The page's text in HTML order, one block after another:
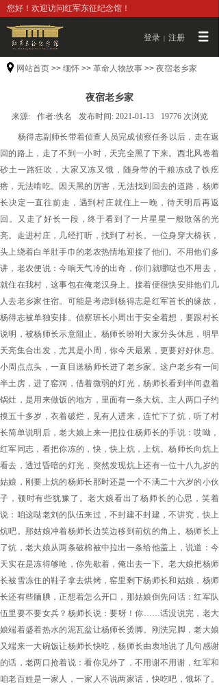
您好！欢迎访问红军东征纪念馆！
登录 | 注册
网站首页 >> 缅怀 >> 革命人物故事 >> 夜宿老乡家
夜宿老乡家
来源: 作者:佚名 发布时间: 2021-01-13 19776 次浏览
杨得志副师长带着侦查人员完成侦察任务以后，走在返
回的路上，走了不到一小时，天完全黑了下来。西北风卷着
砂土一路狂吹，大家又冻又饿，随身带的干粮冻成了铁疙
瘩，无法啃吃。因天黑的厉害，无法找到回去的道路，杨师
长决定一直往前走，遇到村庄就住上一晚，待天明后再返
回。又走了好长一段，终于看到了一片星星一般散落的光
亮。走进村庄，几经打听，找到了村长。一位身穿大棉袄，
头上绕着白羊肚手巾的老农热情地迎接了他们。不用他们多
讲，老农便说：今晌天气冷的出奇，你们就哪哒也不用去，
就住在我村，这事包在俺老汉身上。接着便很快安排他们几
人去老乡家住宿。可能是考虑到杨得志是红军首长的缘故，
杨得志被单独安排。侦察班长小周出于安全着想，要跟村长
说明，被杨师长示意阻止。杨师长吩咐大家分头休息，明早
天亮集合出发，尤其是小周，你今天最累，更要好好休息。
小周点点头，一直目送杨师长进了老乡家。这户老乡有一间
半土房，进了窑洞，借着微弱的灯光，杨师长看到半间盘着
锅灶，是用来做饭的地方，里面有一条大炕。主人两口子约
摸五十多岁，衣着破烂，见有人进来，连忙下了炕，听了村
长简单说明后，老大娘上来一把拉住杨师长的手说：哎呦，
红军同志，看把你冻的，快，快上炕，上炕。杨师长向炕上
看去，透过昏暗的灯光，突然发现炕上还有一位十八九岁的
姑娘，刚要上炕的杨师长那时还是一个不满二十六岁的小伙
子，顿时有些犹豫了。老大娘看出了杨师长的心思，笑着
说：咱这哒老刘的队伍来过，不封建不封建，不讲究，快上
炕吧。那姑娘冲着杨师长边笑边移到前炕的角上。杨师长上
了炕，老大娘从两条破棉被中拉出一条给他盖上，说道：今
天实在是冻得够呛，你先歇着，俺出去一下。老大娘把杨师
长被雪冻住的鞋子拿去烘烤，窑里剩下杨师长和姑娘，杨师
长还有些腼腆，正想着怎么开口，那姑娘倒先问话：红军队
伍里要不要女兵？杨师长说：要呀！你……话没说完，老大
娘端着盛着热水的泥瓦盆让杨师长烫脚。刚洗完脚，老大娘
又端来一大碗饭让杨师长快吃，杨师长由衷地说了几句感谢
的话，老两口抢着说：看你见外了，不用谢不用谢，红军和
咱老百姓是一家人，一家人不说两家话，快吃吧，饿坏了。